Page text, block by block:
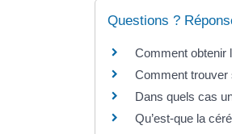
Questions ?
Comment obtenir
Comment trouver
Dans quels cas
Qu’est-que la